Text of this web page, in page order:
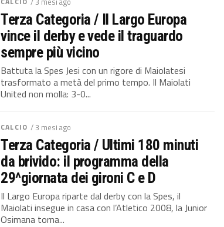
Terza Categoria / Il Largo Europa
vince il derby e vede il traguardo
sempre più vicino
Battuta la Spes Jesi con un rigore di Maiolatesi
trasformato a metà del primo tempo. Il Maiolati
United non molla: 3-0...
CALCIO / 3 mesi ago
Terza Categoria / Ultimi 180 minuti
da brivido: il programma della
29^giornata dei gironi C e D
Il Largo Europa riparte dal derby con la Spes, il
Maiolati insegue in casa con l’Atletico 2008, la Junior
Osimana torna...